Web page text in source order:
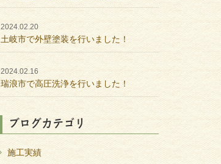
2024.02.20
土岐市で外壁塗装を行いました！
2024.02.16
瑞浪市で高圧洗浄を行いました！
ブログカテゴリ
施工実績